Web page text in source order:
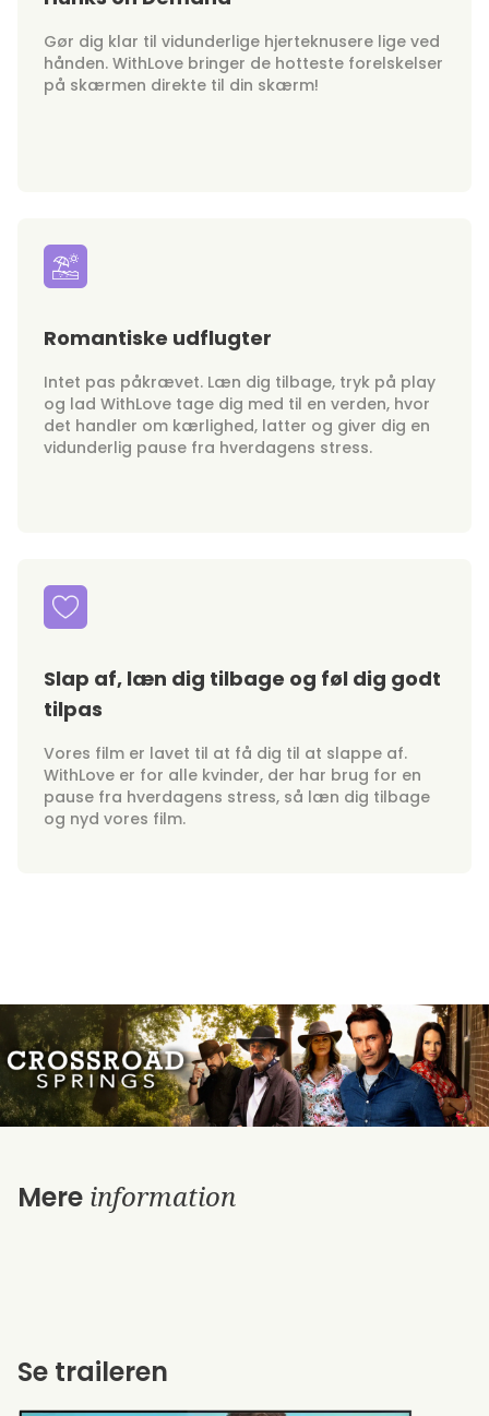
Gør dig klar til vidunderlige hjerteknusere lige ved
hånden. WithLove bringer de hotteste forelskelser
på skærmen direkte til din skærm!
Romantiske udflugter
Intet pas påkrævet. Læn dig tilbage, tryk på play
og lad WithLove tage dig med til en verden, hvor
det handler om kærlighed, latter og giver dig en
vidunderlig pause fra hverdagens stress.
Slap af, læn dig tilbage og føl dig godt
tilpas
Vores film er lavet til at få dig til at slappe af.
WithLove er for alle kvinder, der har brug for en
pause fra hverdagens stress, så læn dig tilbage
og nyd vores film.
Mere information
Se traileren